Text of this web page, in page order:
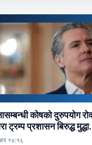
कोषको दुरुपयोग
ट्रम्प प्रशासन बिरुद्ध
१४:१६